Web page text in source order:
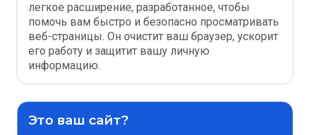
легкое расширение, разработанное, чтобы
помочь вам быстро и безопасно просматривать
веб-страницы. Он очистит ваш браузер, ускорит
его работу и защитит вашу личную
информацию.
Это ваш сайт?